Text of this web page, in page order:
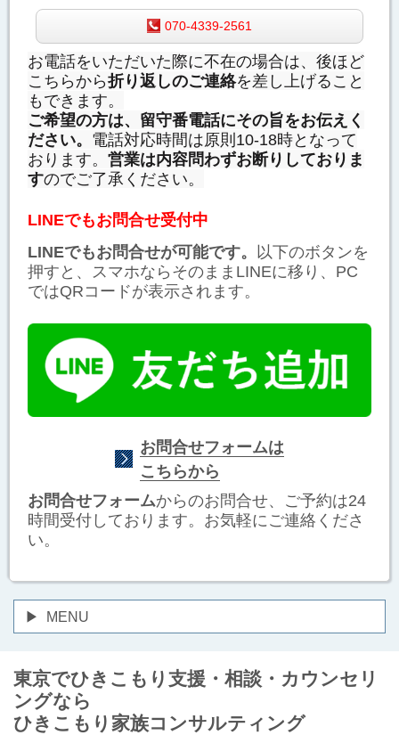
070-4339-2561
お電話をいただいた際に不在の場合は、後ほど
こちらから折り返しのご連絡を差し上げること
もできます。
ご希望の方は、留守番電話にその旨をお伝えく
ださい。 電話対応時間は原則10-18時となって
おります。 営業は内容問わずお断りしておりま
すのでご了承ください。
LINEでもお問合せ受付中
LINEでもお問合せが可能です。 以下のボタンを
押すと、スマホならそのままLINEに移り、PC
ではQRコードが表示されます。
お問合せフォームは
こちらから
お問合せフォームからのお問合せ、ご予約は24
時間受付しております。お気軽にご連絡くださ
い。
MENU
東京でひきこもり支援・相談・カウンセリ
ングなら
ひきこもり家族コンサルティング